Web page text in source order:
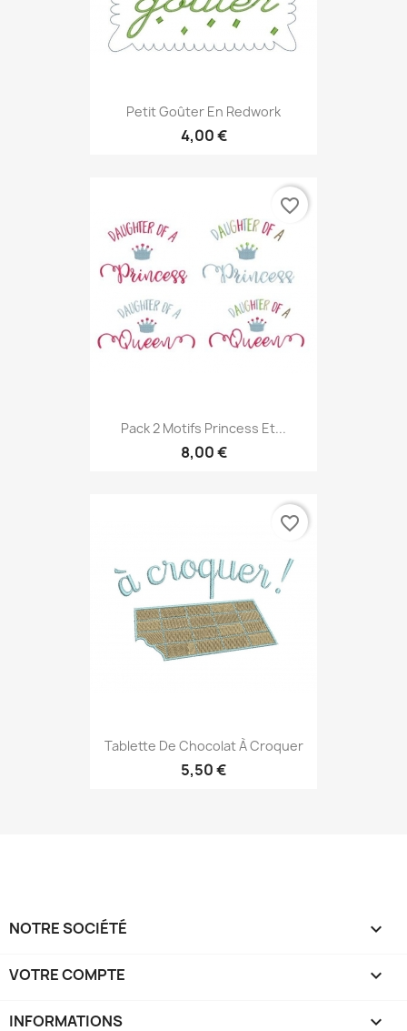
Petit Goûter En Redwork
4,00 €
Pack 2 Motifs Princess Et...
8,00 €
favorite_border
Tablette De Chocolat À Croquer
5,50 €
favorite_border
NOTRE SOCIÉTÉ 
VOTRE COMPTE 
INFORMATIONS keyboard_arrow_down